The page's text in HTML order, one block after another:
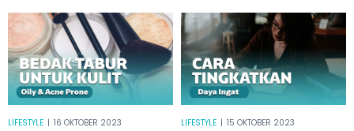
LIFESTYLE | 16 OKTOBER 2023 LIFESTYLE | 15 OKTOBER 2023